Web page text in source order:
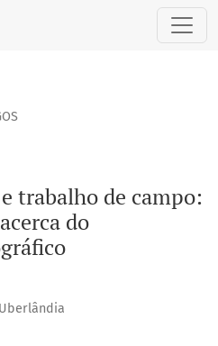
de campo: algumas
trabalho de campo:
do